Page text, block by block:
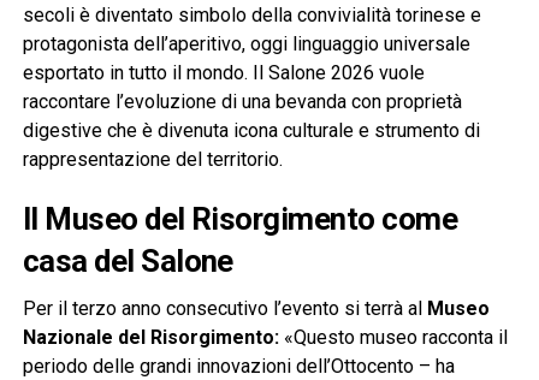
secoli è diventato simbolo della convivialità torinese e
protagonista dell’aperitivo, oggi linguaggio universale
esportato in tutto il mondo. Il Salone 2026 vuole
raccontare l’evoluzione di una bevanda con proprietà
digestive che è divenuta icona culturale e strumento di
rappresentazione del territorio.
Il Museo del Risorgimento come
casa del Salone
Per il terzo anno consecutivo l’evento si terrà al Museo
Nazionale del Risorgimento: «Questo museo racconta il
periodo delle grandi innovazioni dell’Ottocento – ha